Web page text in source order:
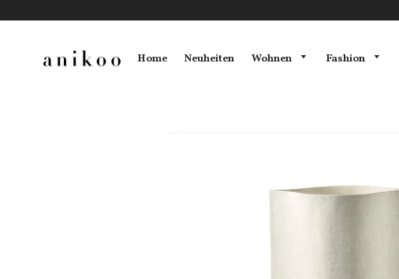
Home Neuheiten Wohnen Fashion